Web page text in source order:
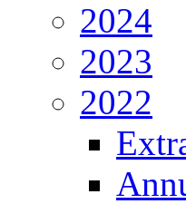
2024
2023
2022